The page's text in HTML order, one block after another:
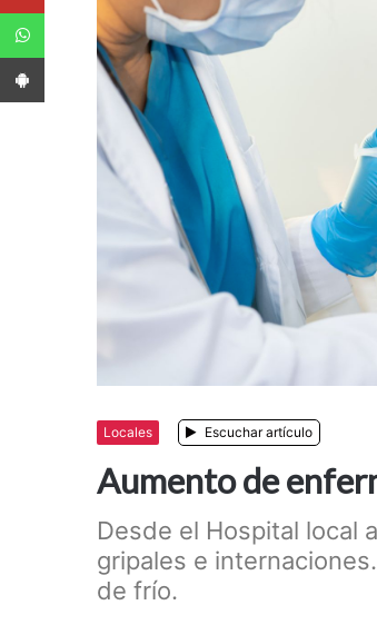
Locales Escuchar artículo
Aumento de
Desde el Hospital local
gripales e
de frío.
App Android